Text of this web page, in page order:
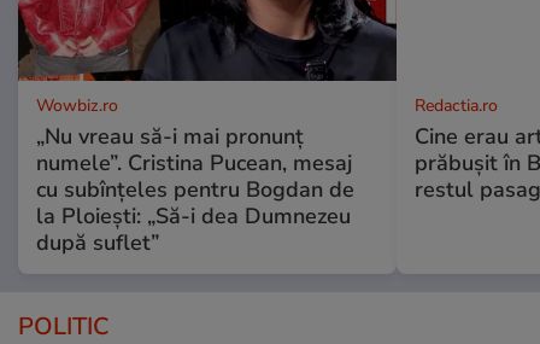
Wowbiz.ro
„Nu vreau să-i mai pronunț
numele”. Cristina Pucean, mesaj
cu subînțeles pentru Bogdan de
la Ploiești: „Să-i dea Dumnezeu
după suflet”
Redactia.ro
Cine erau
prăbușit în
restul
POLITIC